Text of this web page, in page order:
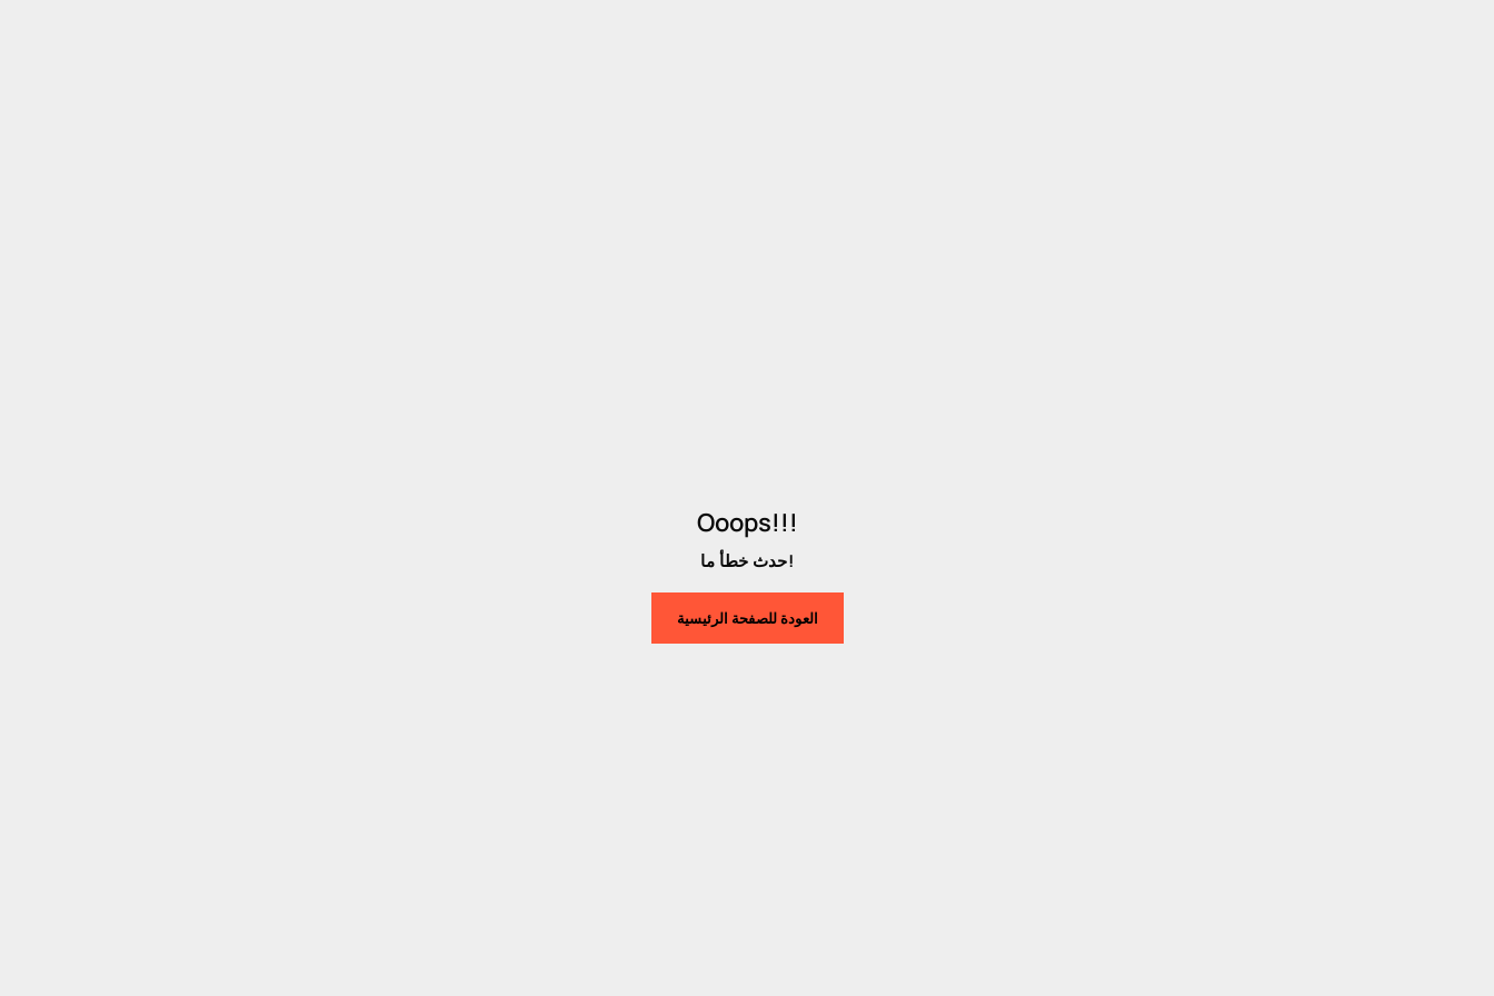
Ooops!!!
حدث خطأ ما!
العودة للصفحة الرئيسية